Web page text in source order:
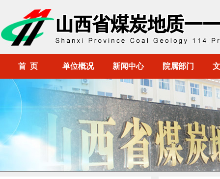
首 页 单位概况 新闻中心 院属部门